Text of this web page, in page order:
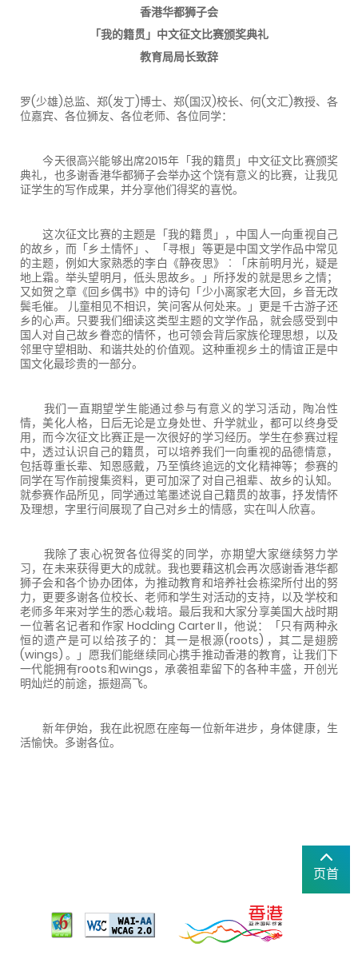
香港华都狮子会
「我的籍贯」中文征文比赛颁奖典礼
教育局局长致辞
罗(少雄)总监、郑(发丁)博士、郑(国汉)校长、何(文汇)教授、各
位嘉宾、各位狮友、各位老师、各位同学：
今天很高兴能够出席2015年「我的籍贯」中文征文比赛颁奖
典礼，也多谢香港华都狮子会举办这个饶有意义的比赛，让我见
证学生的写作成果，并分享他们得奖的喜悦。
这次征文比赛的主题是「我的籍贯」，中国人一向重视自己
的故乡，而「乡土情怀」、「寻根」等更是中国文学作品中常见
的主题，例如大家熟悉的李白《静夜思》︰「床前明月光，疑是
地上霜。举头望明月，低头思故乡。」所抒发的就是思乡之情；
又如贺之章《回乡偶书》中的诗句「少小离家老大回，乡音无改
鬓毛催。 儿童相见不相识，笑问客从何处来。」更是千古游子还
乡的心声。只要我们细读这类型主题的文学作品，就会感受到中
国人对自己故乡眷恋的情怀，也可领会背后家族伦理思想，以及
邻里守望相助、和谐共处的价值观。这种重视乡土的情谊正是中
国文化最珍贵的一部分。
我们一直期望学生能通过参与有意义的学习活动，陶冶性
情，美化人格，日后无论是立身处世、升学就业，都可以终身受
用，而今次征文比赛正是一次很好的学习经历。学生在参赛过程
中，透过认识自己的籍贯，可以培养我们一向重视的品德情意，
包括尊重长辈、知恩感戴，乃至慎终追远的文化精神等；参赛的
同学在写作前搜集资料，更可加深了对自己祖辈、故乡的认知。
就参赛作品所见，同学通过笔墨述说自己籍贯的故事，抒发情怀
及理想，字里行间展现了自己对乡土的情感，实在叫人欣喜。
我除了衷心祝贺各位得奖的同学，亦期望大家继续努力学
习，在未来获得更大的成就。我也要藉这机会再次感谢香港华都
狮子会和各个协办团体，为推动教育和培养社会栋梁所付出的努
力，更要多谢各位校长、老师和学生对活动的支持，以及学校和
老师多年来对学生的悉心栽培。最后我和大家分享美国大战时期
一位著名记者和作家 Hodding Carter II，他说：「只有两种永
恒的遗产是可以给孩子的：其一是根源(roots) ，其二是翅膀
(wings) 。」愿我们能继续同心携手推动香港的教育，让我们下
一代能拥有roots和wings，承袭祖辈留下的各种丰盛，开创光
明灿烂的前途，振翅高飞。
新年伊始，我在此祝愿在座每一位新年进步，身体健康，生
活愉快。多谢各位。
页首